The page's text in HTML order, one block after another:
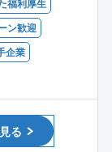
上長に指摘
。
労務管理
革に取り
サービス」
スの提供
えのもと
策、漏水
環境で
社では得
ション維
福利厚生
ン歓迎
企業
る